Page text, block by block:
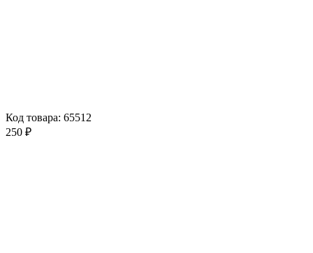
Код товара: 65512
250 ₽